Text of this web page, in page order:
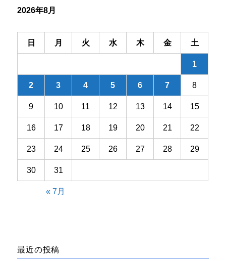
ン
2026年8月
日 月 火 水 木 金 土
1
2 3 4 5 6 7 8
9 10 11 12 13 14 15
16 17 18 19 20 21 22
23 24 25 26 27 28 29
30 31
« 7月
最近の投稿